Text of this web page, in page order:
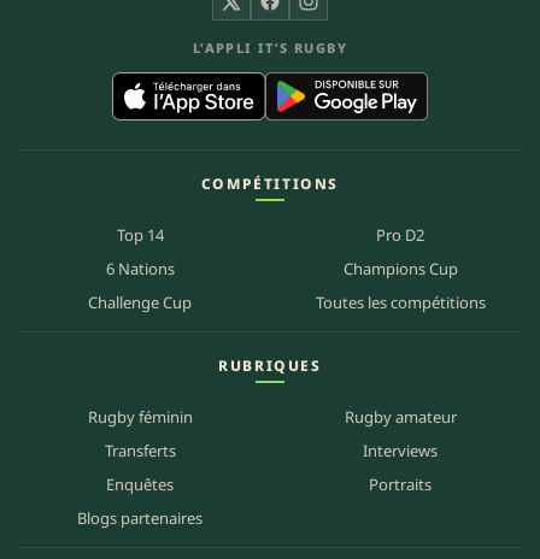
X FacebookInstagram
L’APPLI IT’S RUGBY
COMPÉTITIONS
Top 14
Pro D2
6 Nations
Champions Cup
Challenge Cup
Toutes les compétitions
RUBRIQUES
Rugby féminin
Rugby amateur
Transferts
Interviews
Enquêtes
Portraits
Blogs partenaires